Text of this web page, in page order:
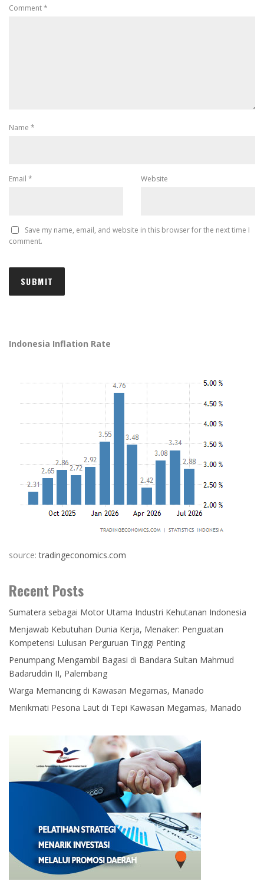
Comment*
Name *
Email * Website
Save my name, email, and website in this browser for the next time I
comment.
Indonesia Inflation Rate
source:tradingeconomics.com
Recent Posts
Sumatera sebagai Motor Utama Industri Kehutanan Indonesia
Menjawab Kebutuhan Dunia Kerja, Menaker: Penguatan
Kompetensi Lulusan Perguruan Tinggi Penting
Penumpang Mengambil Bagasi di Bandara Sultan Mahmud
Badaruddin II, Palembang
Warga Memancing di Kawasan Megamas, Manado
Menikmati Pesona Laut di Tepi Kawasan Megamas, Manado